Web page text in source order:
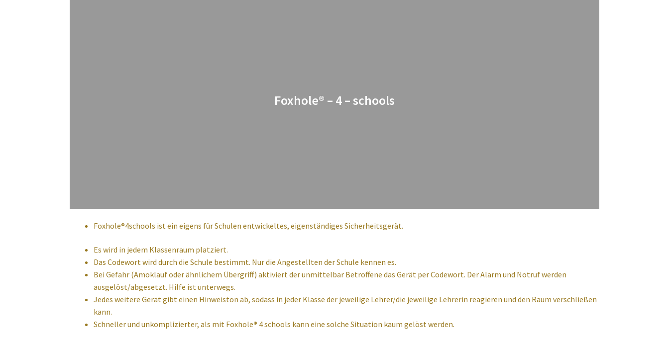
Foxhole® – 4 – schools
Foxhole®4schools ist ein eigens für Schulen entwickeltes, eigenständiges Sicherheitsgerät.
Es wird in jedem Klassenraum platziert.
Das Codewort wird durch die Schule bestimmt. Nur die Angestellten der Schule kennen es.
Bei Gefahr (Amoklauf oder ähnlichem Übergriff) aktiviert der unmittelbar Betroffene das Gerät per Codewort. Der Alarm und Notruf werden
ausgelöst/abgesetzt. Hilfe ist unterwegs.
Jedes weitere Gerät gibt einen Hinweiston ab, sodass in jeder Klasse der jeweilige Lehrer/die jeweilige Lehrerin reagieren und den Raum verschließen
kann.
Schneller und unkomplizierter, als mit Foxhole® 4 schools kann eine solche Situation kaum gelöst werden.